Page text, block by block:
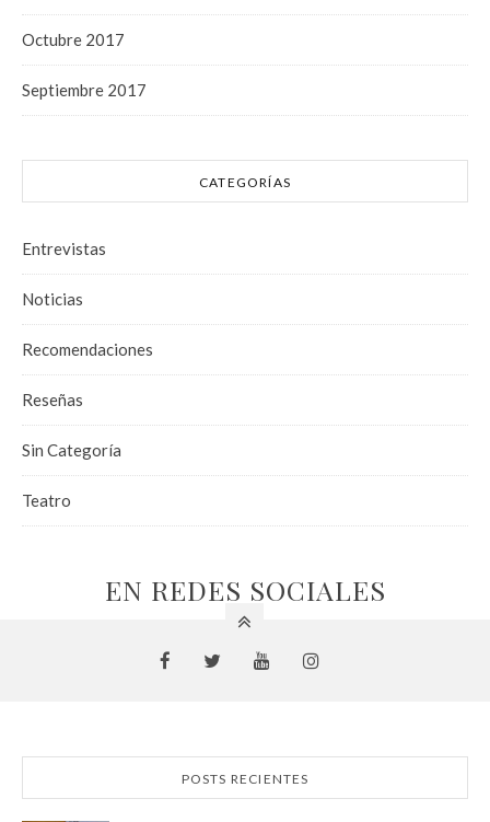
Octubre 2017
Septiembre 2017
CATEGORÍAS
Entrevistas
Noticias
Recomendaciones
Reseñas
Sin Categoría
Teatro
EN REDES SOCIALES
POSTS RECIENTES